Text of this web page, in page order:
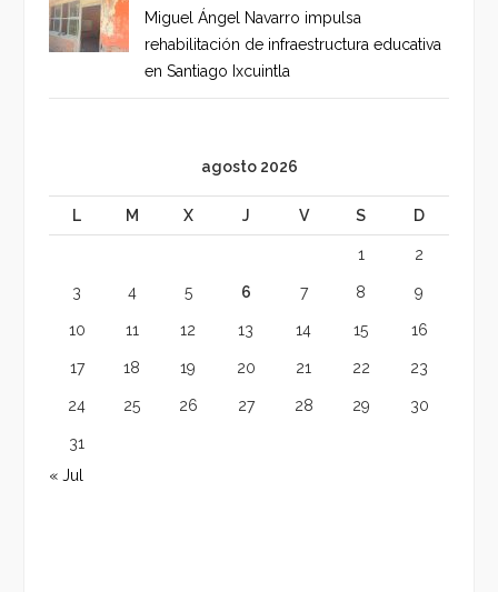
Miguel Ángel Navarro impulsa
rehabilitación de infraestructura educativa
en Santiago Ixcuintla
agosto 2026
L M X J V S D
1 2
3 4 5 6 7 8 9
10 11 12 13 14 15 16
17 18 19 20 21 22 23
24 25 26 27 28 29 30
31
« Jul